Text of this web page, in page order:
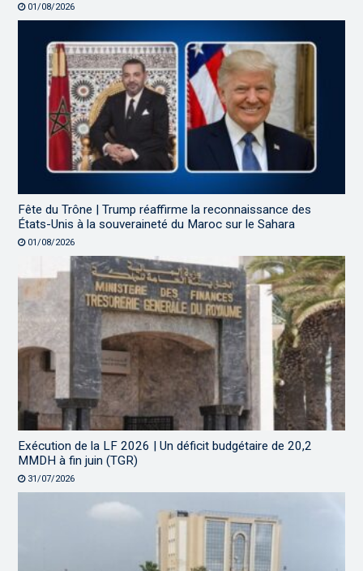
01/08/2026
Fête du Trône | Trump réaffirme la reconnaissance des
États-Unis à la souveraineté du Maroc sur le Sahara
01/08/2026
Exécution de la LF 2026 | Un déficit budgétaire de 20,2
MMDH à fin juin (TGR)
31/07/2026